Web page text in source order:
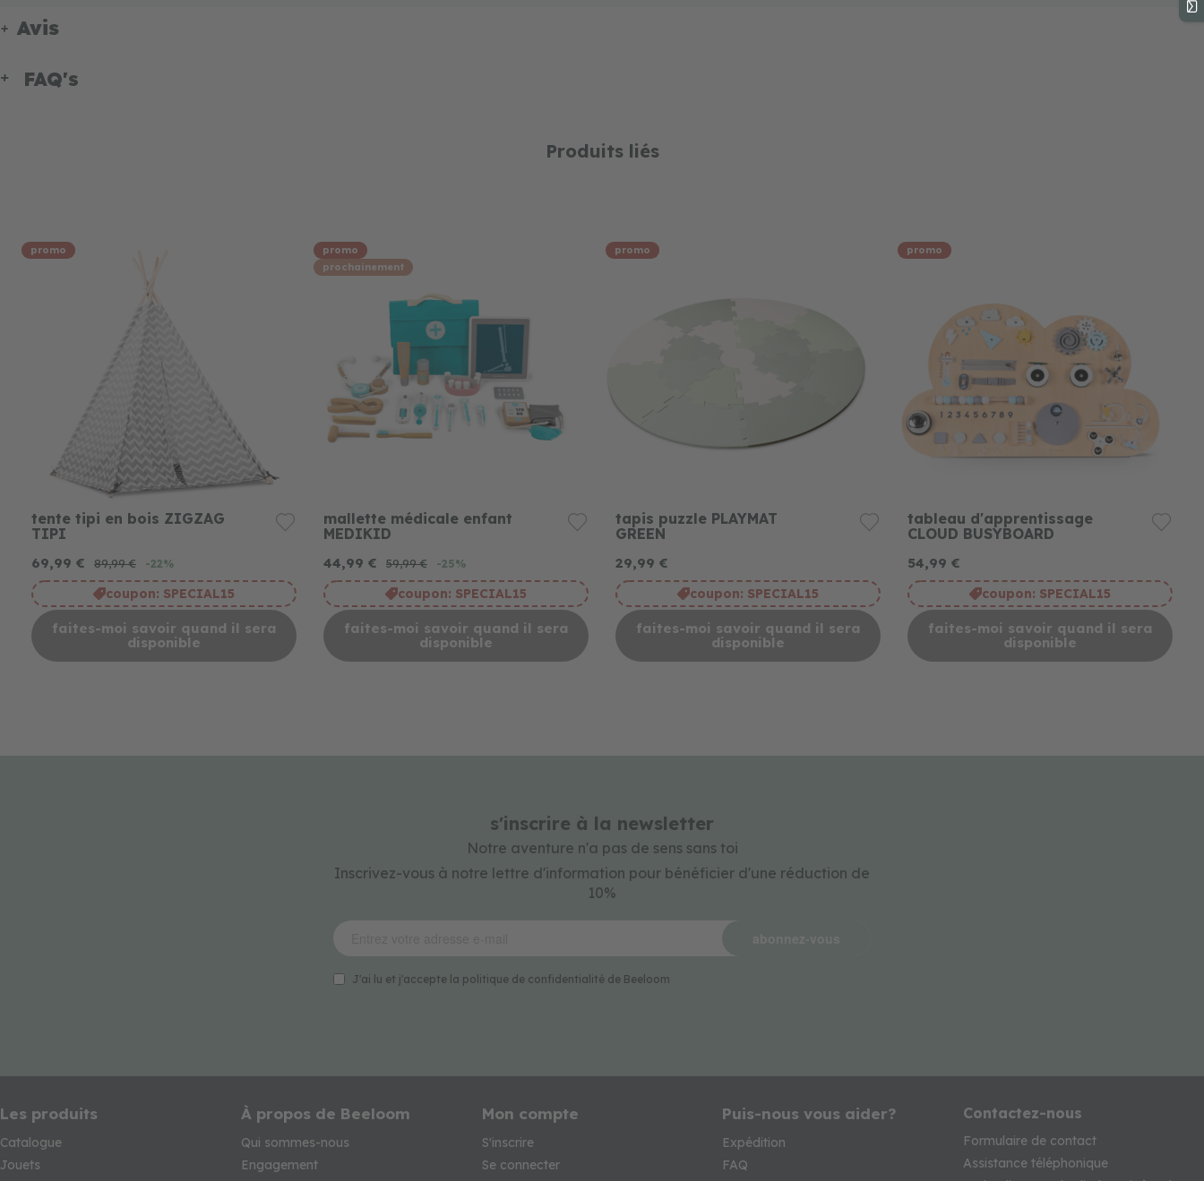
Avis
FAQ's
Produits liés
promo
tente tipi en bois ZIGZAG
TIPI
69,99 € 89,99 € -22%
coupon: SPECIAL15
faites-moi savoir quand il sera
disponible
promo
prochainement
mallette médicale enfant
MEDIKID
44,99 € 59,99 € -25%
coupon: SPECIAL15
faites-moi savoir quand il sera
disponible
promo
tapis puzzle PLAYMAT
GREEN
29,99 €
coupon: SPECIAL15
faites-moi savoir quand il sera
disponible
promo
tableau d'apprentissage
CLOUD BUSYBOARD
54,99 €
coupon: SPECIAL15
faites-moi savoir quand il sera
disponible
s'inscrire à la newsletter
Notre aventure n'a pas de sens sans toi
Inscrivez-vous à notre lettre d'information pour bénéficier d'une réduction de
10%
J'ai lu et j'accepte la politique de confidentialité de Beeloom
Les produits
Catalogue
Jouets
À propos de Beeloom
Qui sommes-nous
Engagement
Mon compte
S'inscrire
Se connecter
Puis-nous vous aider?
Expédition
FAQ
Contactez-nous
Formulaire de contact
Assistance téléphonique